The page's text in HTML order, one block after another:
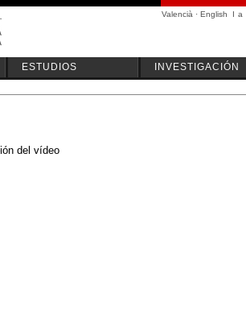
Valencià · English I a
ESTUDIOS INVESTIGACIÓN
del vídeo